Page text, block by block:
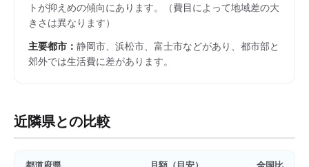
トが抑えめの傾向にあります。
（費目によって地域差の大
きさは異なります）
主要都市： 静岡市、浜松市、富士市などがあり、都市部と
郊外では生活費に差があります。
近隣県との比較